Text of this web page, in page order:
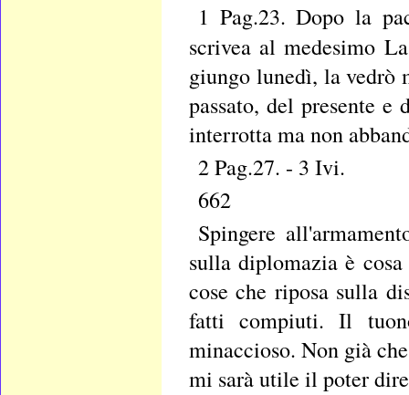
1 Pag.23. Dopo la
scrivea al medesimo
giungo lunedì, la vedrò
passato, del presente
interrotta ma non
2 Pag.27. - 3 Ivi.
662
Spingere
sulla diplomazia è
cose che riposa sulla
fatti compiuti. Il
minaccioso. Non già
mi sarà utile il poter